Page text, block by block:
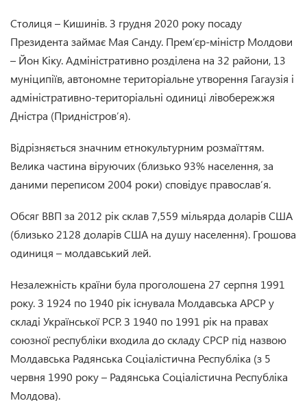
Столиця – Кишинів. З грудня 2020 року посаду
Президента займає Мая Санду. Прем’єр-міністр Молдови
– Йон Кіку. Адміністративно розділена на 32 райони, 13
муніципіїв, автономне територіальне утворення Гагаузія і
адміністративно-територіальні одиниці лівобережжя
Дністра (Придністров’я).
Відрізняється значним етнокультурним розмаїттям.
Велика частина віруючих (близько 93% населення, за
даними переписом 2004 роки) сповідує православ’я.
Обсяг ВВП за 2012 рік склав 7,559 мільярда доларів США
(близько 2128 доларів США на душу населення). Грошова
одиниця – молдавський лей.
Незалежність країни була проголошена 27 серпня 1991
року. З 1924 по 1940 рік існувала Молдавська АРСР у
складі Української РСР. З 1940 по 1991 рік на правах
союзної республіки входила до складу СРСР під назвою
Молдавська Радянська Соціалістична Республіка (з 5
червня 1990 року – Радянська Соціалістична Республіка
Молдова).